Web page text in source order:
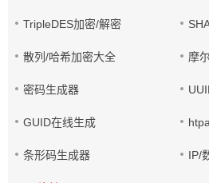
TripleDES加密/解密
散列/哈希加密大全 摩
密码生成器
GUID在线生成
条形码生成器 IP/